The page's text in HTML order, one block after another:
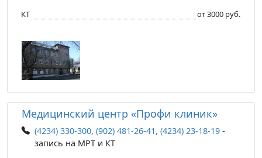
КТ от 3000 руб.
Медицинский центр «Профи клиник»
(4234) 330-300, (902) 481-26-41, (4234) 23-18-19 -
запись на МРТ и КТ